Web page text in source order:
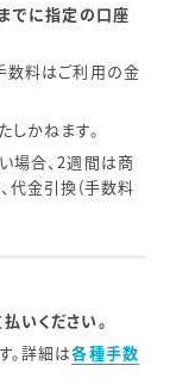
でに指定の口座
数料はご利用の金
かねます。
場合、2週間は商
代金引換(手数料
いください。
。詳細は各種手数